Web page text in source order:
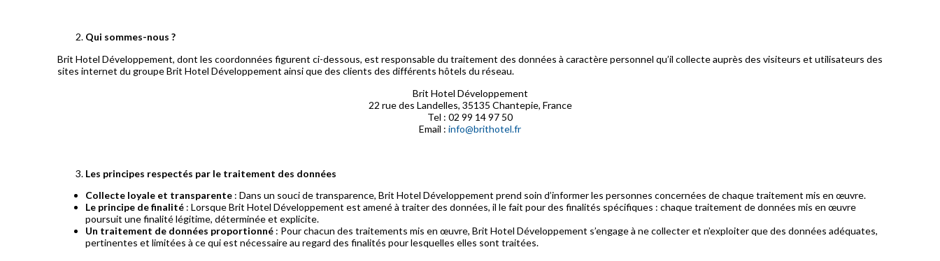
Qui sommes-nous ?
Brit Hotel Développement, dont les coordonnées figurent ci-dessous, est responsable du traitement des données à caractère personnel qu’il collecte auprès des visiteurs et utilisateurs des
sites internet du groupe Brit Hotel Développement ainsi que des clients des différents hôtels du réseau.
Brit Hotel Développement
22 rue des Landelles, 35135 Chantepie, France
Tel : 02 99 14 97 50
Email : info@brithotel.fr
Les principes respectés par le traitement des données
Collecte loyale et transparente : Dans un souci de transparence, Brit Hotel Développement prend soin d’informer les personnes concernées de chaque traitement mis en œuvre.
Le principe de finalité : Lorsque Brit Hotel Développement est amené à traiter des données, il le fait pour des finalités spécifiques : chaque traitement de données mis en œuvre
poursuit une finalité légitime, déterminée et explicite.
Un traitement de données proportionné : Pour chacun des traitements mis en œuvre, Brit Hotel Développement s’engage à ne collecter et n’exploiter que des données adéquates,
pertinentes et limitées à ce qui est nécessaire au regard des finalités pour lesquelles elles sont traitées.